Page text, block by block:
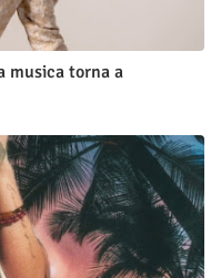
musica torna a